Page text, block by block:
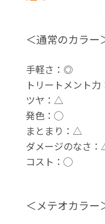
＜通常のカラー
手軽さ：◎
トリートメント
ツヤ：△
発色：◯
まとまり：△
ダメージのなさ
コスト：◯
＜メテオカラー